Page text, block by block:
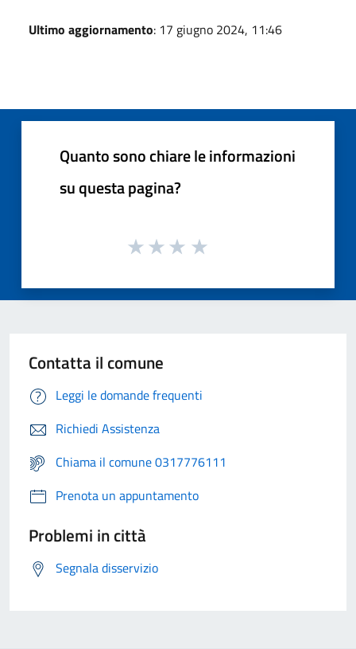
Ultimo aggiornamento: 17 giugno 2024, 11:46
Quanto sono chiare le informazioni
su questa pagina?
Contatta il comune
Leggi le domande frequenti
Richiedi Assistenza
Chiama il comune 0317776111
Prenota un appuntamento
Problemi in città
Segnala disservizio